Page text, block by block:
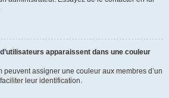
apparaissent dans une couleur
peuvent assigner une couleur aux membres d’un
leur identification.